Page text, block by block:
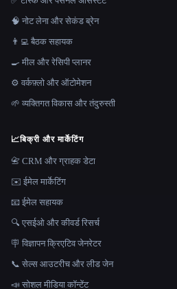
🧠 नोट लेना और सेकंड ब्रेन
👨‍💻 बैठक सहायक
🍳 मील और रेसिपी प्लानर
⚙️ वर्कफ़्लो और ऑटोमेशन
🌱 व्यक्तिगत विकास और तंदुरुस्ती
📈बिक्री और मार्केटिंग
📇 CRM और ग्राहक डेटा
✉️ ईमेल मार्केटिंग
📧 ईमेल सहायक
🔍 एसईओ और कीवर्ड रिसर्च
🪧 विज्ञापन क्रिएटिव जेनरेटर
📞 सेल्स आउटरीच और लीड जेन
📣 सोशल मीडिया कॉन्टेंट